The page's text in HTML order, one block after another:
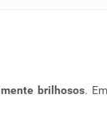
brilhosos.